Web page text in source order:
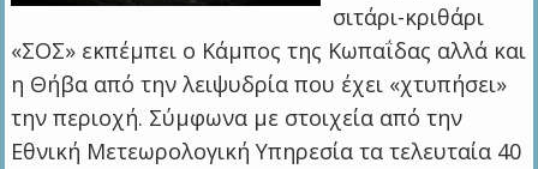
σιτάρι-κριθάρι
«ΣΟΣ» εκπέμπει ο Κάμπος της Κωπαΐδας αλλά και
η Θήβα από την λειψυδρία που έχει «χτυπήσει»
την περιοχή. Σύμφωνα με στοιχεία από την
Εθνική Μετεωρολογική Υπηρεσία τα τελευταία 40